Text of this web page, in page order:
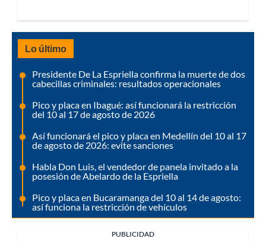
Lo último
Presidente De La Espriella confirma la muerte de dos
cabecillas criminales: resultados operacionales
Pico y placa en Ibagué: así funcionará la restricción
del 10 al 17 de agosto de 2026
Así funcionará el pico y placa en Medellín del 10 al 17
de agosto de 2026: evite sanciones
Habla Don Luis, el vendedor de panela invitado a la
posesión de Abelardo de la Espriella
Pico y placa en Bucaramanga del 10 al 14 de agosto:
así funciona la restricción de vehículos
PUBLICIDAD